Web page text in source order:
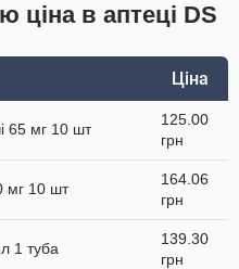
ціна в аптеці DS
Ціна
65 мг 10 шт
125.00
грн
мг 10 шт
164.06
грн
1 туба
139.30
грн